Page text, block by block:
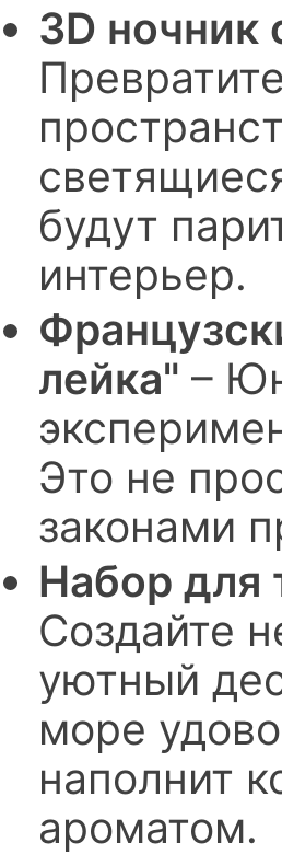
3D ночник
будут
интерьер.
лейка" –
Это не
законами
Набор для
Создайте
уютный
море
наполнит
ароматом.